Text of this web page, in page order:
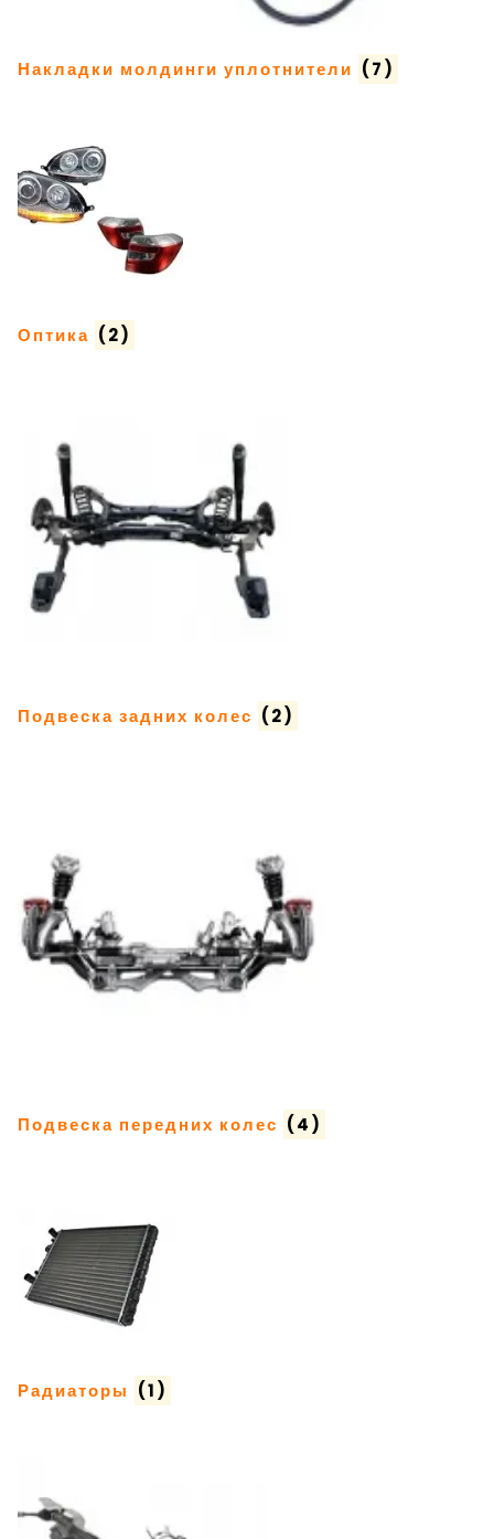
Накладки молдинги уплотнители (7)
Оптика (2)
Подвеска задних колес (2)
Подвеска передних колес (4)
Радиаторы (1)